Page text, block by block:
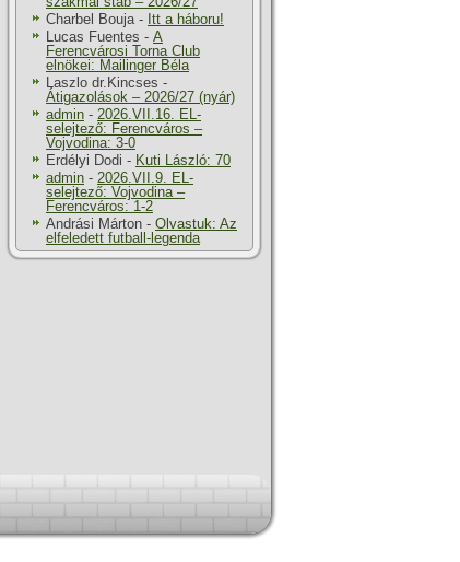
Charbel Bouja- Itt a háboru!
Lucas Fuentes - A
Ferencvárosi Torna Club
elnökei: Mailinger Béla
Laszlo dr.Kincses -
Átigazolások – 2026/27 (nyár)
admin - 2026.VII.16. EL-
selejtező: Ferencváros –
Vojvodina: 3-0
Erdélyi Dodi - Kuti László: 70
admin - 2026.VII.9. EL-
selejtező: Vojvodina –
Ferencváros: 1-2
Andrási Márton - Olvastuk: Az
elfeledett futball-legenda